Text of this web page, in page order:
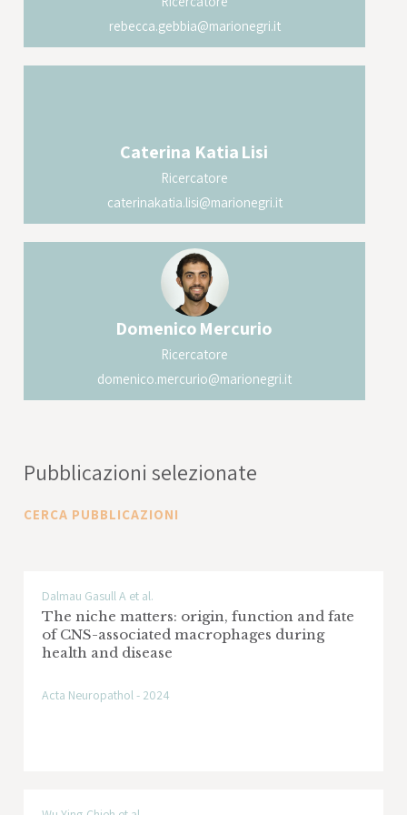
rebecca.gebbia@marionegri.it
Caterina KatiaLisi
Ricercatore
caterinakatia.lisi@marionegri.it
DomenicoMercurio
Ricercatore
domenico.mercurio@marionegri.it
Pubblicazioni selezionate
CERCA PUBBLICAZIONI
Dalmau Gasull A et al.
The niche matters: origin, function and fate
of CNS-associated macrophages during
health and disease
Acta Neuropathol - 2024